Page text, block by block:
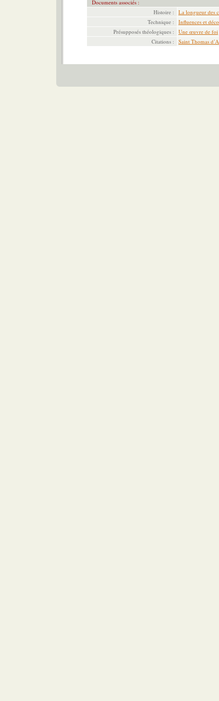
Documents associés :
Histoire :
La longueur des
Technique :
Influences et
Présupposés théologiques :
Une œuvre de foi
Citations :
Saint Thomas